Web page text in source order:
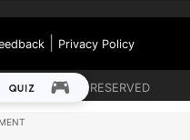
| Privacy Policy
ALL RIGHTS RESERVED